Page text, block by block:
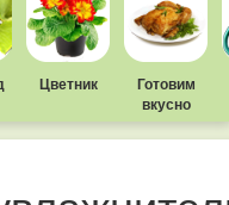
Цветник
Готовим
вкусно